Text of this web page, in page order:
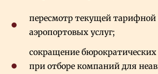
пересмотр текущей
аэропортовых услуг;
сокращение
при отборе компаний для